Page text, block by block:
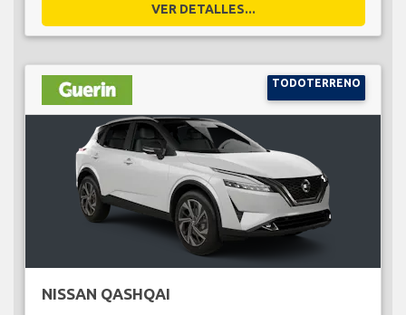
VER DETALLES...
TODOTERRENO
NISSAN QASHQAI